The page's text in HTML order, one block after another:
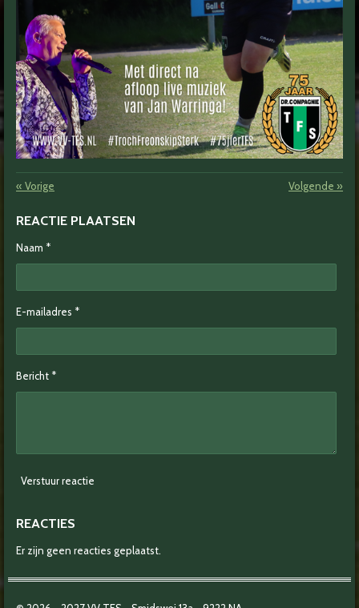
« Vorige Volgende »
REACTIE PLAATSEN
Naam *
E-mailadres *
Bericht *
Verstuur reactie
REACTIES
Er zijn geen reacties geplaatst.